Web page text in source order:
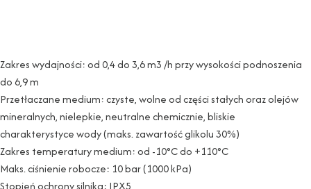
Zakres wydajności: od 0,4 do 3,6 m3 /h przy wysokości podnoszenia
do 6,9 m
Przetłaczane medium: czyste, wolne od części stałych oraz olejów
mineralnych, nielepkie, neutralne chemicznie, bliskie
charakterystyce wody (maks. zawartość glikolu 30%)
Zakres temperatury medium: od -10°C do +110°C
Maks. ciśnienie robocze: 10 bar (1000 kPa)
Stopień ochrony silnika: IPX5